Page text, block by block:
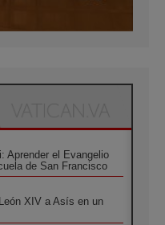
Aprender el Evangelio
de San Francisco
XIV a Asís en un